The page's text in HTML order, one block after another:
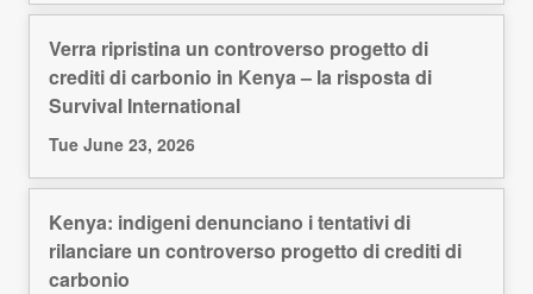
Verra ripristina un controverso progetto di
crediti di carbonio in Kenya – la risposta di
Survival International
Tue June 23, 2026
Kenya: indigeni denunciano i tentativi di
rilanciare un controverso progetto di crediti di
carbonio